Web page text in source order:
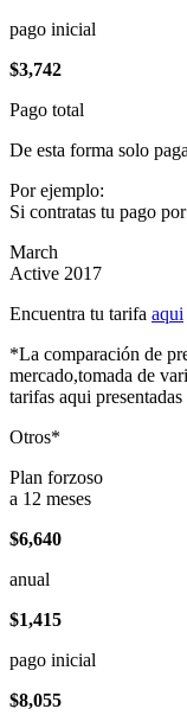
pago inicial
$3,742
Pago total
De esta forma solo
Por ejemplo:
Si contratas tu pago
March
Active 2017
Encuentra tu tarifa aqui
*La comparación de
mercado,tomada de
tarifas aqui
Otros*
Plan forzoso
a 12 meses
$6,640
anual
$1,415
pago inicial
$8,055